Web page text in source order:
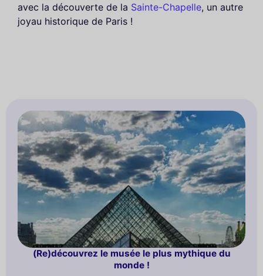
avec la découverte de la Sainte-Chapelle, un autre
joyau historique de Paris !
(Re)découvrez le musée le plus mythique du
monde !